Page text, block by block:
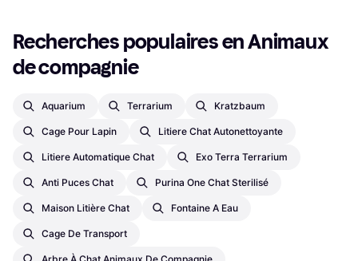
Recherches populaires en Animaux
de compagnie
Aquarium Terrarium Kratzbaum
Cage Pour Lapin Litiere Chat Autonettoyante
Litiere Automatique Chat Exo Terra Terrarium
Anti Puces Chat Purina One Chat Sterilisé
Maison Litière Chat Fontaine A Eau
Cage De Transport